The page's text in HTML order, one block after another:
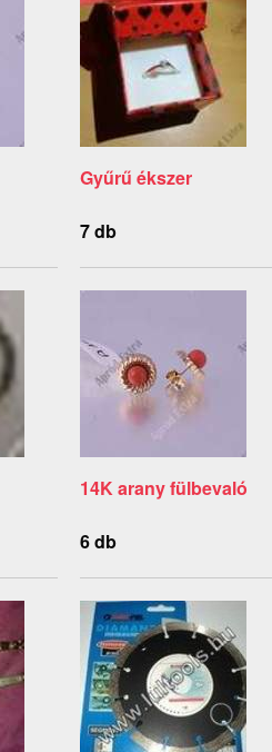
Gyűrű ékszer
7 db
14K arany fülbevaló
6 db